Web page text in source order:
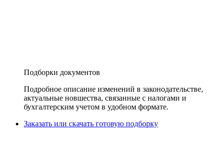
Подборки документов
Подробное описание изменений в законодательстве,
актуальные новшества, связанные с налогами и
бухгалтерским учетом в удобном формате.
Заказать или скачать готовую подборку